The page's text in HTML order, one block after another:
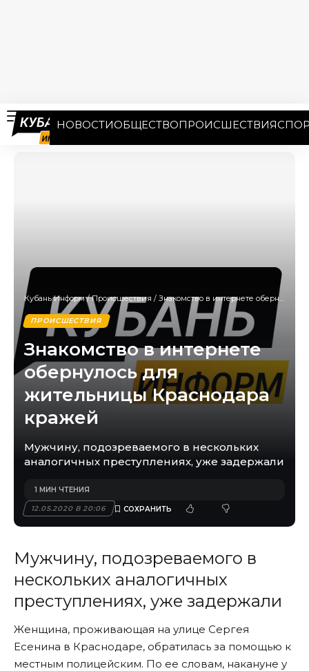
НОВОСТИОБЩЕСТВОПРОИСШЕСТВИЯ
Кубань Информ/Происшествия / Знакомство в интернете обернулось для жительницы Краснодара кражей
ПРОИСШЕСТВИЯ
Знакомство в интернете
обернулось для
жительницы Краснодара
кражей
Мужчину, подозреваемого в нескольких
аналогичных преступлениях, уже задержали
12.05.2020 В 20:06
1 МИН ЧТЕНИЯ
Мужчину, подозреваемого в
нескольких аналогичных
преступлениях, уже задержали
Женщина, проживающая на улице Сергея
Есенина в Краснодаре, обратилась за помощью к
местным полицейским. По ее словам, накануне у